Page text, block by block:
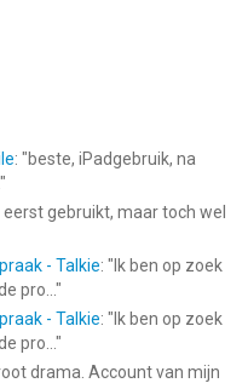
: "beste, iPadgebruik, na
"
eerst gebruikt, maar toch wel
- Talkie: " Ik ben op zoek
pro... "
- Talkie: " Ik ben op zoek
pro... "
drama. Account van mijn